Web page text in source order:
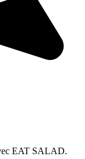
EAT SALAD.